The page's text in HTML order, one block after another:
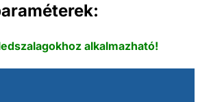
alkalmazható!